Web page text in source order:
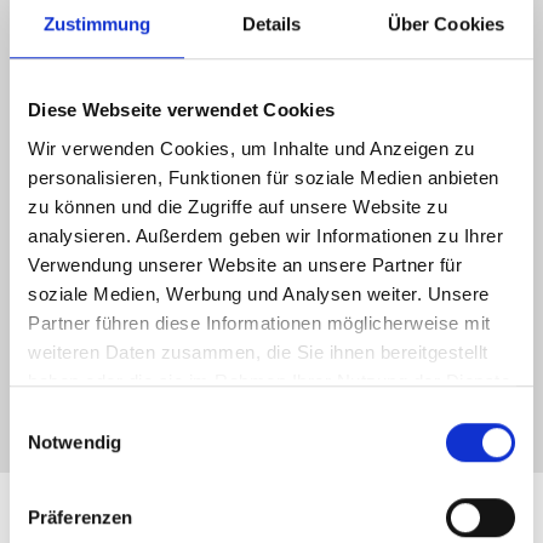
Zustimmung Details Über Cookies
Diese Webseite verwendet Cookies
Wir verwenden Cookies, um Inhalte und Anzeigen zu
personalisieren, Funktionen für soziale Medien anbieten
zu können und die Zugriffe auf unsere Website zu
analysieren. Außerdem geben wir Informationen zu Ihrer
Verwendung unserer Website an unsere Partner für
soziale Medien, Werbung und Analysen weiter. Unsere
Partner führen diese Informationen möglicherweise mit
weiteren Daten zusammen, die Sie ihnen bereitgestellt
haben oder die sie im Rahmen Ihrer Nutzung der Dienste
Notwendig
Präferenzen
Führen Sie ab sofort ganz einfach
Wärmeverlustberechnung von isolierten und
ummantelten Rohren und Behältern selbst durch oder
bearbeiten Sie ganze Begleitheizungssysteme innerhalb
Ihrer Projekte.
Design starten